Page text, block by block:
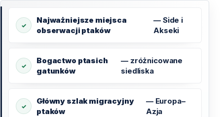
Najważniejsze miejsca
obserwacji ptaków
— Side i
Akseki
Bogactwo ptasich
gatunków
— zróżnicowane
siedliska
Główny szlak migracyjny
ptaków
— Europa–
Azja